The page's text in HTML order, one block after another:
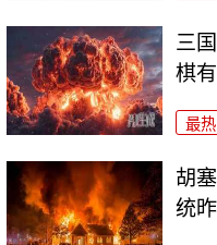
三
棋
最热
胡
统